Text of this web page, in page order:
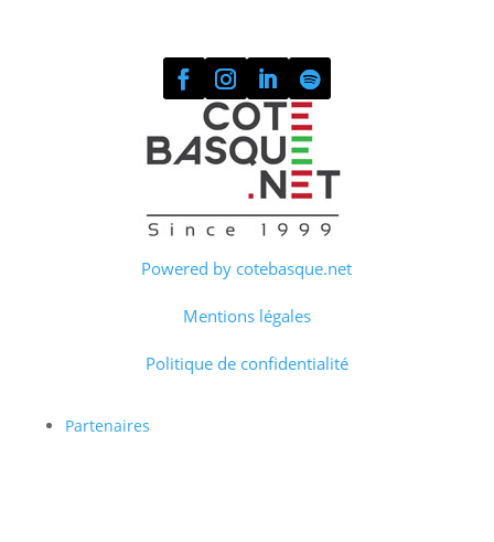
Powered by cotebasque.net
Mentions légales
Politique de confidentialité
Partenaires